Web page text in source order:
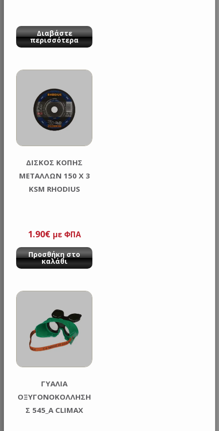
Διαβάστε
περισσότερα
ΔΙΣΚΟΣ ΚΟΠΗΣ
ΜΕΤΑΛΛΩΝ 150 Χ 3
KSM RHODIUS
1.90€ με ΦΠΑ
Προσθήκη στο
καλάθι
ΓΥΑΛΙΑ
ΟΞΥΓΟΝΟΚΟΛΛΗΣΗ
Σ 545_A CLIMAX